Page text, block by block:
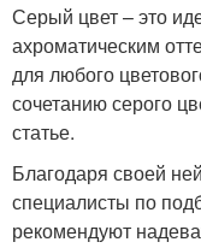
Серый цвет – это
ахроматическим
для любого
сочетанию серого
статье.
Благодаря своей
специалисты по
рекомендуют